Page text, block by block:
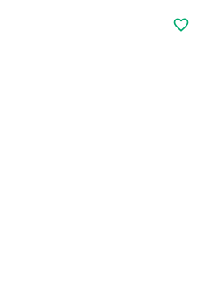
favorite_border